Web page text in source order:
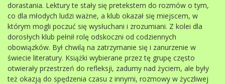
dorastania. Lektury te stały się pretekstem do rozmów o tym,
co dla młodych ludzi ważne, a klub okazał się miejscem, w
którym mogli poczuć się wysłuchani i zrozumiani. Z kolei dla
dorosłych klub pełnił rolę odskoczni od codziennych
obowiązków. Był chwilą na zatrzymanie się i zanurzenie w
świecie literatury. Książki wybierane przez tę grupę często
otwierały przestrzeń do refleksji, zadumy nad życiem, ale były
też okazją do spędzenia czasu z innymi, rozmowy w życzliwej